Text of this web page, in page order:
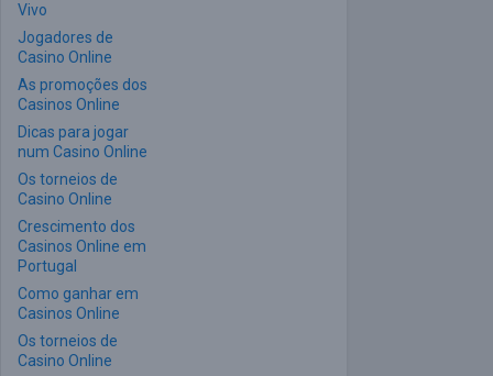
Vivo
Jogadores de
Casino Online
As promoções dos
Casinos Online
Dicas para jogar
num Casino Online
Os torneios de
Casino Online
Crescimento dos
Casinos Online em
Portugal
Como ganhar em
Casinos Online
Os torneios de
Casino Online